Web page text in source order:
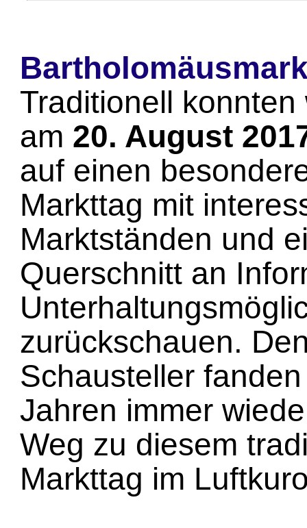
Traditionell konnten
am 20. August
auf einen
Markttag mit
Marktständen und
Querschnitt an
zurückschauen.
Schausteller
Jahren immer
Weg zu diesem
Markttag im